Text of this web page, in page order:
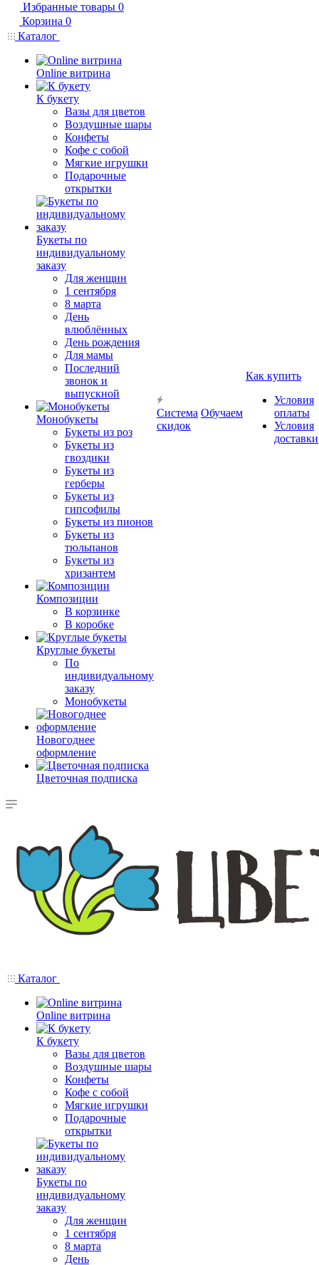
Избранные товары 0
Корзина 0
Каталог
Online витрина
К букету
Вазы для цветов
Воздушные шары
Конфеты
Кофе с собой
Мягкие игрушки
Подарочные
открытки
Букеты по
индивидуальному
заказу
Для женщин
1 сентября
8 марта
День
влюблённых
День рождения
Для мамы
Последний
звонок и
выпускной
Монобукеты
Букеты из роз
Букеты из
гвоздики
Букеты из
герберы
Букеты из
гипсофилы
Букеты из пионов
Букеты из
тюльпанов
Букеты из
хризантем
Композиции
В корзинке
В коробке
Круглые букеты
По
индивидуальному
заказу
Монобукеты
Новогоднее
оформление
Цветочная подписка
Система
скидок
Обучаем
Как купить
Условия
оплаты
Условия
доставки
Каталог
Online витрина
К букету
Вазы для цветов
Воздушные шары
Конфеты
Кофе с собой
Мягкие игрушки
Подарочные
открытки
Букеты по
индивидуальному
заказу
Для женщин
1 сентября
8 марта
День